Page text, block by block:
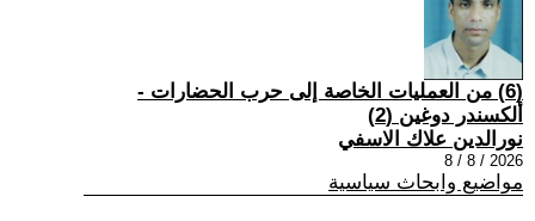
(6) من العمليات الخاصة إلى حرب الحضارات -
ألكسندر دوغين (2)
نورالدين علاك الاسفي
2026 / 8 / 8
مواضيع وابحاث سياسية